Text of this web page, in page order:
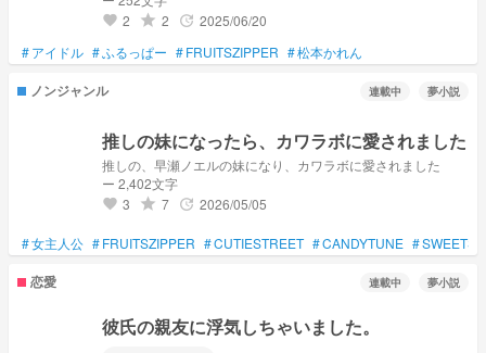
favorite 2 grade 2 update 2025/06/20
#アイドル #ふるっぱー #FRUITSZIPPER #松本かれん
ノンジャンル 連載中 夢小説
推しの妹になったら、カワラボに愛されました
推しの、早瀬ノエルの妹になり、カワラボに愛されました
ー 2,402文字
favorite 3 grade 7 update 2026/05/05
#女主人公 #FRUITSZIPPER #CUTIESTREET #CANDYTUNE #
恋愛 連載中 夢小説
彼氏の親友に浮気しちゃいました。